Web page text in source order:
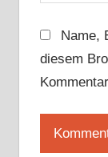
Name,
diesem